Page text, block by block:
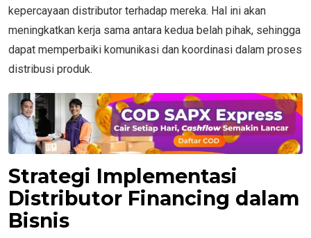
kepercayaan distributor terhadap mereka. Hal ini akan
meningkatkan kerja sama antara kedua belah pihak, sehingga
dapat memperbaiki komunikasi dan koordinasi dalam proses
distribusi produk.
Strategi Implementasi
Distributor Financing dalam
Bisnis